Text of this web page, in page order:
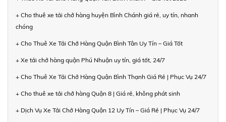
+ Cho thuê xe tải chở hàng huyện Bình Chánh giá rẻ, uy tín, nhanh
chóng
+ Cho Thuê Xe Tải Chở Hàng Quận Bình Tân Uy Tín – Giá Tốt
+ Xe tải chở hàng quận Phú Nhuận uy tín, giá tốt, 24/7
+ Cho Thuê Xe Tải Chở Hàng Quận Bình Thạnh Giá Rẻ | Phục Vụ 24/7
+ Cho thuê xe tải chở hàng Quận 8 | Giá rẻ, không phát sinh
+ Dịch Vụ Xe Tải Chở Hàng Quận 12 Uy Tín – Giá Rẻ | Phục Vụ 24/7